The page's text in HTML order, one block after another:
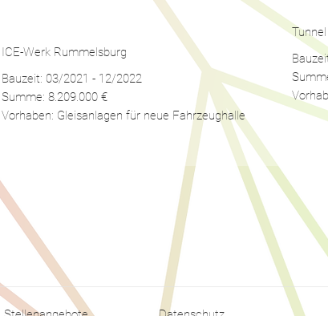
ICE-Werk Rummelsburg
Bauzeit: 03/2021 - 12/2022
Summe: 8.209.000 €
Vorhaben: Gleisanlagen für neue Fahrzeughalle